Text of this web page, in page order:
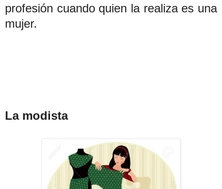
profesión cuando quien la realiza es una
mujer.
La modista